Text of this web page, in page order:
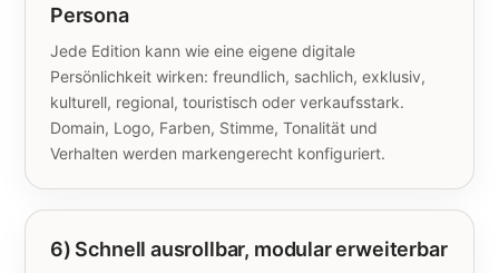
Persona
Jede Edition kann wie eine eigene digitale
Persönlichkeit wirken: freundlich, sachlich, exklusiv,
kulturell, regional, touristisch oder verkaufsstark.
Domain, Logo, Farben, Stimme, Tonalität und
Verhalten werden markengerecht konfiguriert.
6) Schnell ausrollbar, modular erweiterbar